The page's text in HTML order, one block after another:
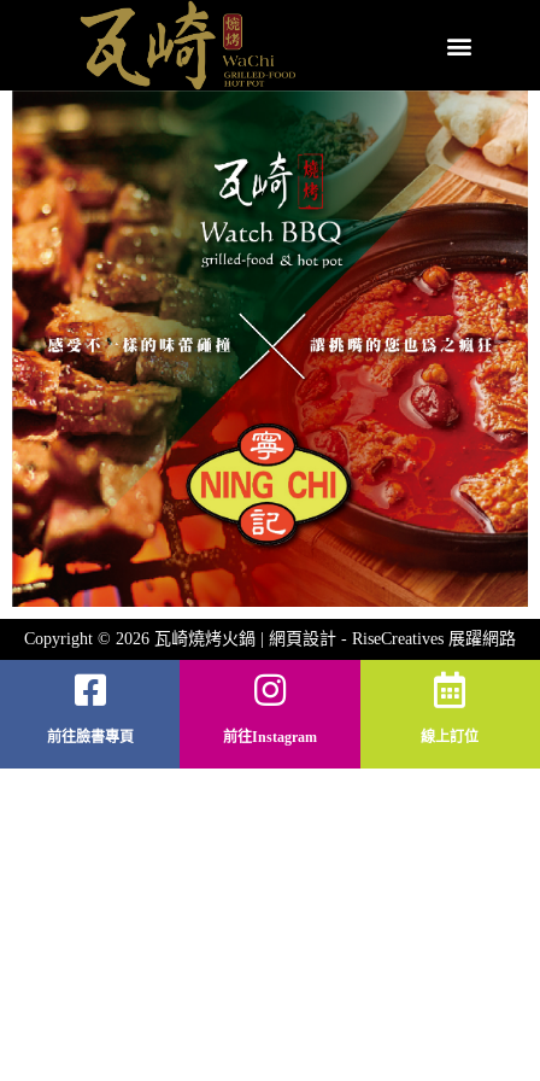
Copyright © 2026 瓦崎燒烤火鍋 | 網頁設計 - RiseCreatives 展躍網路
前往臉書專頁 前往Instagram 線上訂位